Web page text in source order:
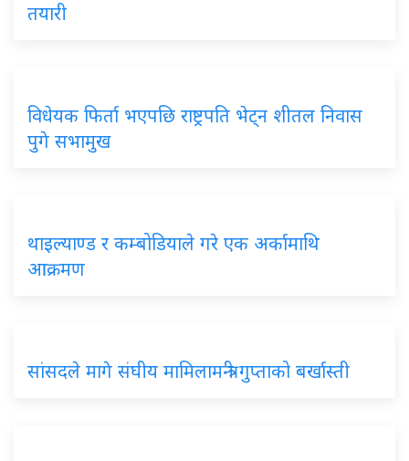
तयारी
विधेयक फिर्ता भएपछि राष्ट्रपति भेट्न शीतल निवास
पुगे सभामुख
थाइल्याण्ड र कम्बोडियाले गरे एक अर्कामाथि
आक्रमण
सांसदले मागे संघीय मामिलामन्त्री गुप्ताको बर्खास्ती